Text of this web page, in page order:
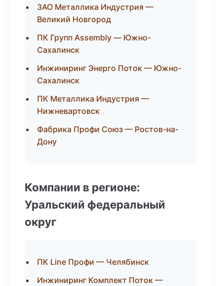
ЗАО Металлика Индустрия —
Великий Новгород
ПК Групп Assembly — Южно-
Сахалинск
Инжиниринг Энерго Поток — Южно-
Сахалинск
ПК Металлика Индустрия —
Нижневартовск
Фабрика Профи Союз — Ростов-на-
Дону
Компании в регионе:
Уральский федеральный
округ
ПК Line Профи — Челябинск
Инжиниринг Комплект Поток —